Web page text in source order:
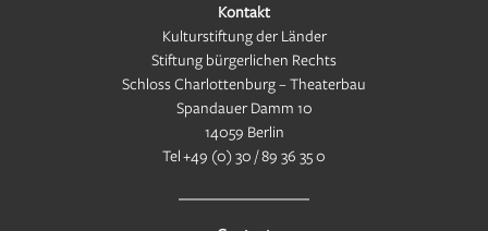
Kontakt
Kulturstiftung der Länder
Stiftung bürgerlichen Rechts
Schloss Charlottenburg – Theaterbau
Spandauer Damm 10
14059 Berlin
Tel+49 (0) 30 / 89 36 35 0